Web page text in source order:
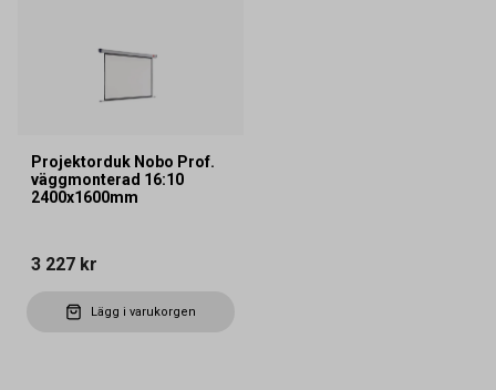
Projektorduk Nobo Prof.
väggmonterad 16:10
2400x1600mm
3 227 kr
Lägg i varukorgen